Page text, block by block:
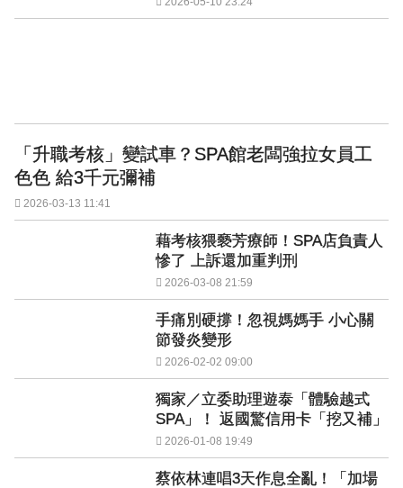
「升職考核」變試車？SPA館老闆強拉女員工
色色 給3千元彌補
2026-03-13 11:41
藉考核猥褻芳療師！SPA店負責人
慘了 上訴還加重判刑
2026-03-08 21:59
手痛別硬撐！忽視媽媽手 小心關
節發炎變形
2026-02-02 09:00
獨家／立委助理遊泰「體驗越式
SPA」！ 返國驚信用卡「挖又補」
2026-01-08 19:49
蔡依林連唱3天作息全亂！「加場